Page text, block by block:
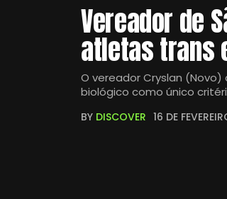
Vereador de
atletas trans
O vereador Cryslan
biológico como único
BY DISCOVER 16 DE